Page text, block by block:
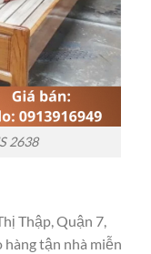
2638
Thập, Quận 7,
tận nhà miễn